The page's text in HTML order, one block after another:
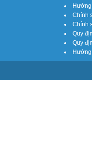
Chính
Chính
Quy
Quy